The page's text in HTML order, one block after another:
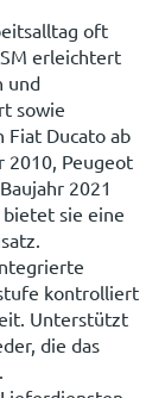
oft
erleichtert
und
sowie
Fiat Ducato ab
2010, Peugeot
2021
bietet sie eine
kontrolliert
Unterstützt
die das